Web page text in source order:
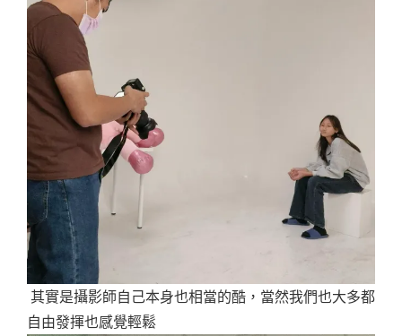
其實是攝影師自己本身也相當的酷，當然我們也大多都
自由發揮也感覺輕鬆